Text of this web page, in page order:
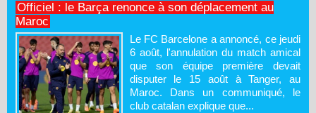
Officiel : le Barça renonce à son déplacement au
Maroc
Le FC Barcelone a annoncé, ce jeudi
6 août, l'annulation du match amical
que son équipe première devait
disputer le 15 août à Tanger, au
Maroc. Dans un communiqué, le
club catalan explique que...